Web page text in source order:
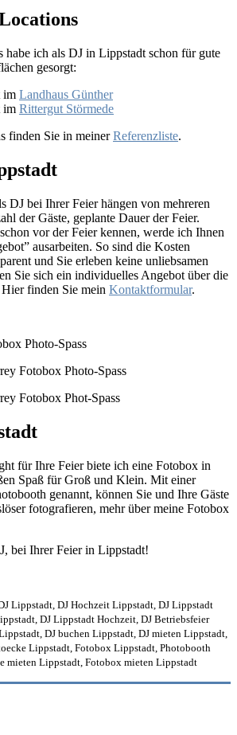
habe ich als DJ in Lippstadt schon für gute
gesorgt:
im Landhaus Günther
im Rittergut Störmede
finden Sie in meinerReferenzliste.
DJ bei Ihrer Feier hängen von mehreren
der Gäste, geplante Dauer der Feier.
vor der Feier kennen, werde ich Ihnen
ausarbeiten. So sind die Kosten
und Sie erleben keine unliebsamen
Sie sich ein individuelles Angebot über die
finden Sie mein Kontaktformular.
für Ihre Feier biete ich eine Fotobox in
Spaß für Groß und Klein. Mit einer
genannt, können Sie und Ihre Gäste
fotografieren, mehr über meine Fotobox
bei Ihrer Feier in Lippstadt!
Lippstadt, DJ Hochzeit Lippstadt, DJ Lippstadt
DJ Lippstadt Hochzeit, DJ Betriebsfeier
DJ buchen Lippstadt, DJ mieten Lippstadt,
Lippstadt, Fotobox Lippstadt, Photobooth
mieten Lippstadt, Fotobox mieten Lippstadt